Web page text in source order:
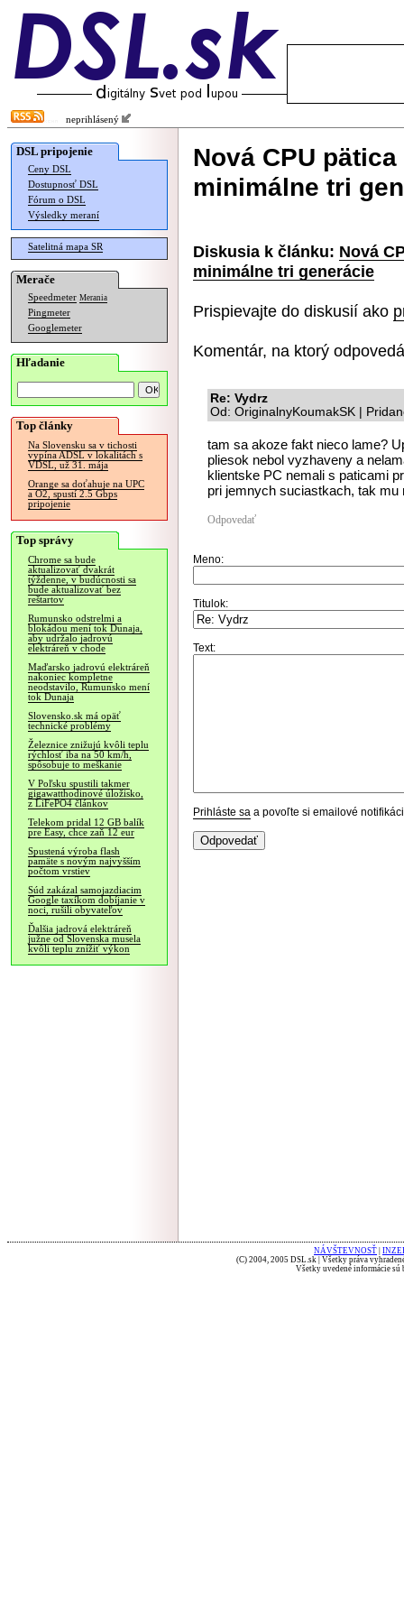
neprihlásený
DSL pripojenie
Ceny DSL
Dostupnosť DSL
Fórum o DSL
Výsledky meraní
Satelitná mapa SR
Merače
Speedmeter Merania
Pingmeter
Googlemeter
Hľadanie
Top články
Na Slovensku sa v tichosti
vypína ADSL v lokalitách s
VDSL, už 31. mája
Orange sa doťahuje na UPC
a O2, spustí 2.5 Gbps
pripojenie
Top správy
Chrome sa bude
aktualizovať dvakrát
týždenne, v budúcnosti sa
bude aktualizovať bez
reštartov
Rumunsko odstrelmi a
blokádou mení tok Dunaja,
aby udržalo jadrovú
elektráreň v chode
Maďarsko jadrovú elektráreň
nakoniec kompletne
neodstavilo, Rumunsko mení
tok Dunaja
Slovensko.sk má opäť
technické problémy
Železnice znižujú kvôli teplu
rýchlosť iba na 50 km/h,
spôsobuje to meškanie
V Poľsku spustili takmer
gigawatthodinové úložisko,
z LiFePO4 článkov
Telekom pridal 12 GB balík
pre Easy, chce zaň 12 eur
Spustená výroba flash
pamäte s novým najvyšším
počtom vrstiev
Súd zakázal samojazdiacim
Google taxíkom dobíjanie v
noci, rušili obyvateľov
Ďalšia jadrová elektráreň
južne od Slovenska musela
kvôli teplu znížiť výkon
Nová CPU
minimálne tri
Diskusia k článku: Nová
minimálne tri generácie
Prispievajte do diskusií ako
Komentár, na ktorý
Re: Vydrz
Od: OriginalnyKoumakSK |
tam sa akoze fakt nieco lame?
pliesok nebol vyzhaveny a
klientske PC nemali s paticami
pri jemnych suciastkach, tak
Odpovedať
Meno:
Titulok:
Text:
Prihláste sa a povoľte si emailové
NÁVŠTEVNOSŤ
(C) 2004, 2005 DSL.sk | Všetky práva
Všetky uvedené informácie sú